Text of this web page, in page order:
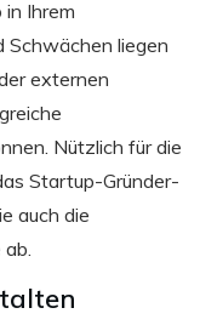
Ihrem
Schwächen liegen
externen
Nützlich für die
Startup-Gründer-
auch die